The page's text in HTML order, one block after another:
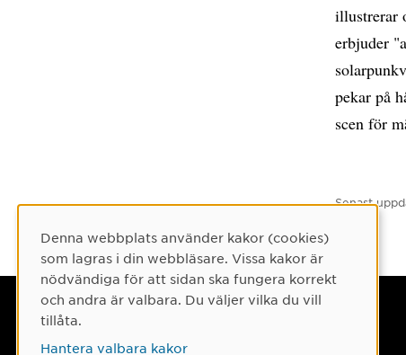
illustrerar
erbjuder
pekar på
scen för
Senast
Cookie-samtycke
Denna webbplats använder kakor (cookies)
som lagras i din webbläsare. Vissa kakor är
nödvändiga för att sidan ska fungera korrekt
och andra är valbara. Du väljer vilka du vill
tillåta.
Hantera valbara kakor